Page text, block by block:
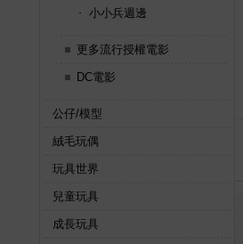
小小兵週邊
更多流行授權電影
DC電影
公仔/模型
絨毛玩偶
玩具世界
兒童玩具
成長玩具